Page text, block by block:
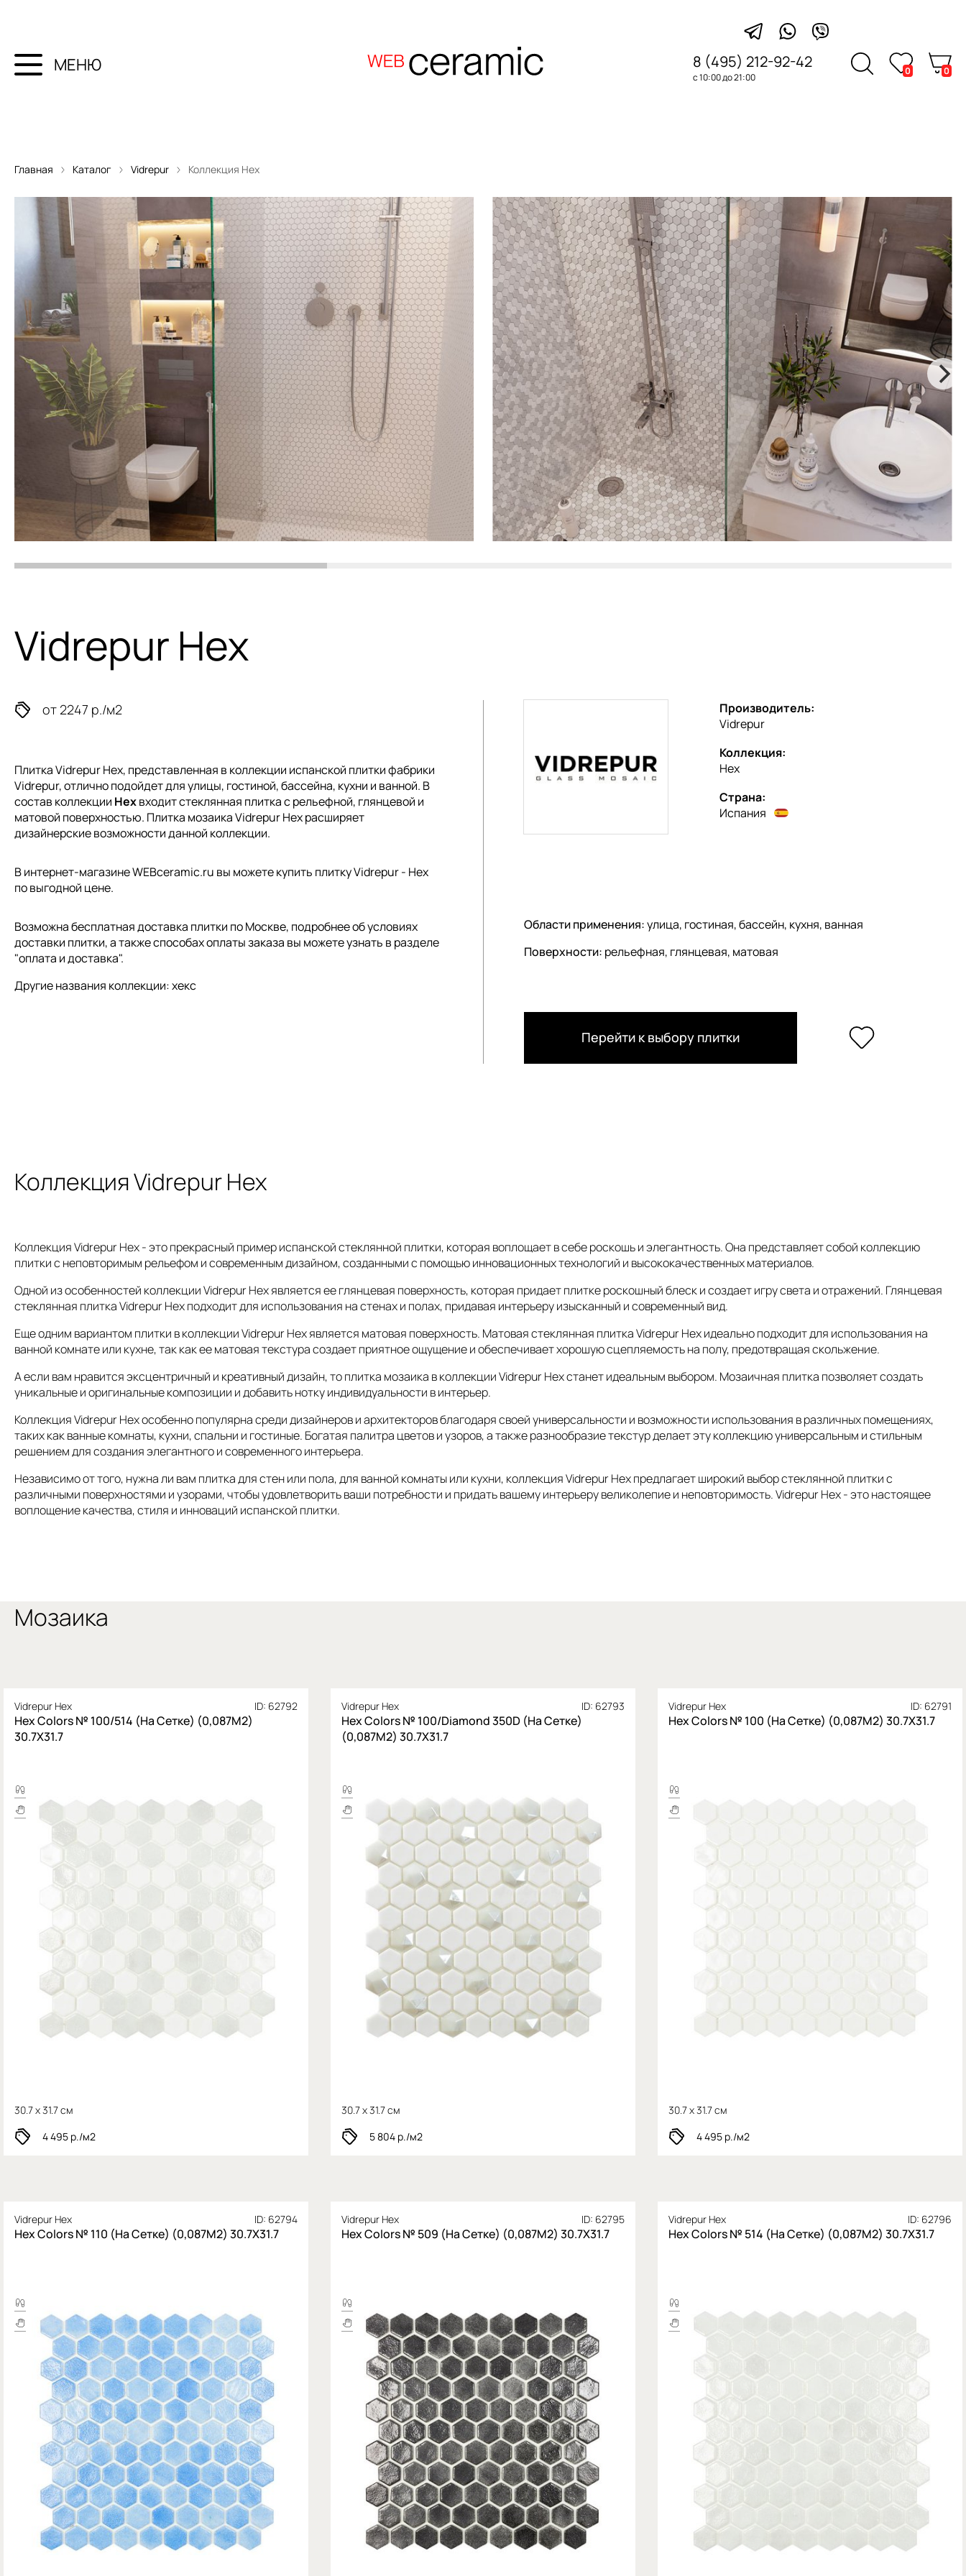
МЕНЮ 8 (495) 212-92-42
с 10:00 до 21:00
0 0
Главная Каталог Vidrepur Коллекция Hex
Vidrepur Hex
от 2247 р./м2
Плитка Vidrepur Hex, представленная в коллекции испанской плиткифабрики
Vidrepur, отлично подойдет для улицы, гостиной, бассейна, кухни и ванной. В
состав коллекции Hexвходит стеклянная плитка с рельефной, глянцевой и
матовой поверхностью. Плитка мозаика Vidrepur Hex расширяет
дизайнерские возможности данной коллекции.
В интернет-магазине WEBceramic.ru вы можете купить плитку Vidrepur - Hex
по выгодной цене.
Возможна бесплатная доставка плитки по Москве, подробнее об условиях
доставки плитки, а также способах оплаты заказа вы можете узнать в разделе
"оплата и доставка".
Другие названия коллекции: хекс
Производитель:
Vidrepur
Коллекция:
Hex
Страна:
Испания
Области применения:улица, гостиная, бассейн, кухня, ванная
Поверхности: рельефная, глянцевая, матовая
Перейти к выбору плитки
Коллекция Vidrepur Hex
Коллекция Vidrepur Hex - это прекрасный пример испанской стеклянной плитки, которая воплощает в себе роскошь и элегантность. Она представляет собой коллекцию
плитки с неповторимым рельефом и современным дизайном, созданными с помощью инновационных технологий и высококачественных материалов.
Одной из особенностей коллекции Vidrepur Hex является ее глянцевая поверхность, которая придает плитке роскошный блеск и создает игру света и отражений. Глянцевая
стеклянная плитка Vidrepur Hex подходит для использования на стенах и полах, придавая интерьеру изысканный и современный вид.
Еще одним вариантом плитки в коллекции Vidrepur Hex является матовая поверхность. Матовая стеклянная плитка Vidrepur Hex идеально подходит для использования на
ванной комнате или кухне, так как ее матовая текстура создает приятное ощущение и обеспечивает хорошую сцепляемость на полу, предотвращая скольжение.
А если вам нравится эксцентричный и креативный дизайн, то плитка мозаика в коллекции Vidrepur Hex станет идеальным выбором. Мозаичная плитка позволяет создать
уникальные и оригинальные композиции и добавить нотку индивидуальности в интерьер.
Коллекция Vidrepur Hex особенно популярна среди дизайнеров и архитекторов благодаря своей универсальности и возможности использования в различных помещениях,
таких как ванные комнаты, кухни, спальни и гостиные. Богатая палитра цветов и узоров, а также разнообразие текстур делает эту коллекцию универсальным и стильным
решением для создания элегантного и современного интерьера.
Независимо от того, нужна ли вам плитка для стен или пола, для ванной комнаты или кухни, коллекция Vidrepur Hex предлагает широкий выбор стеклянной плитки с
различными поверхностями и узорами, чтобы удовлетворить ваши потребности и придать вашему интерьеру великолепие и неповторимость. Vidrepur Hex - это настоящее
воплощение качества, стиля и инноваций испанской плитки.
Мозаика
Vidrepur Hex ID: 62792
Hex Colors № 100/514 (На Сетке) (0,087М2)
30.7X31.7
30.7 x 31.7 см
4 495 р./м2
Vidrepur Hex ID: 62793
Hex Colors № 100/Diamond 350D (На Сетке)
(0,087М2) 30.7X31.7
30.7 x 31.7 см
5 804 р./м2
Vidrepur Hex ID: 62791
Hex Colors № 100 (На Сетке) (0,087М2) 30.7X31.7
30.7 x 31.7 см
4 495 р./м2
Vidrepur Hex ID: 62794
Hex Colors № 110 (На Сетке) (0,087М2) 30.7X31.7
Vidrepur Hex ID: 62795
Hex Colors № 509 (На Сетке) (0,087М2) 30.7X31.7
Vidrepur Hex ID: 62796
Hex Colors № 514 (На Сетке) (0,087М2) 30.7X31.7